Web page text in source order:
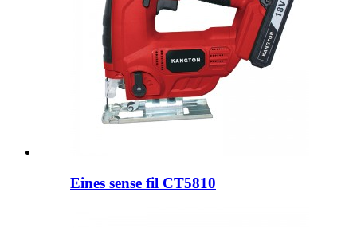
Eines sense fil CT5810